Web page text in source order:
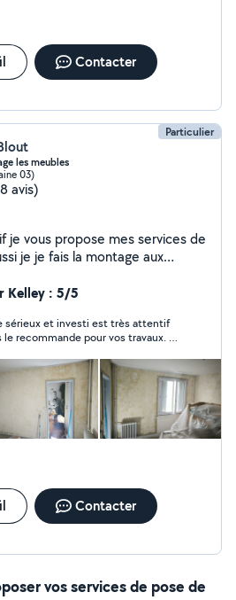
& dépannages
les interventions urgentes selon
et efficacité.
Contacter
Particulier
les meubles
03)
avis)
je vous propose mes services de
je je fais la montage aux
et aussi parquet. N'hésitez
Kelley : 5/5
sérieux et investi est très attentif
recommande pour vos travaux. Il
sait rendu disponible rapidement
pour ce beau travail.
Contacter
vos services de pose de